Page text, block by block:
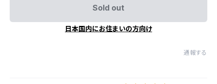
Sold out
日本国内にお住まいの方向け
通報する